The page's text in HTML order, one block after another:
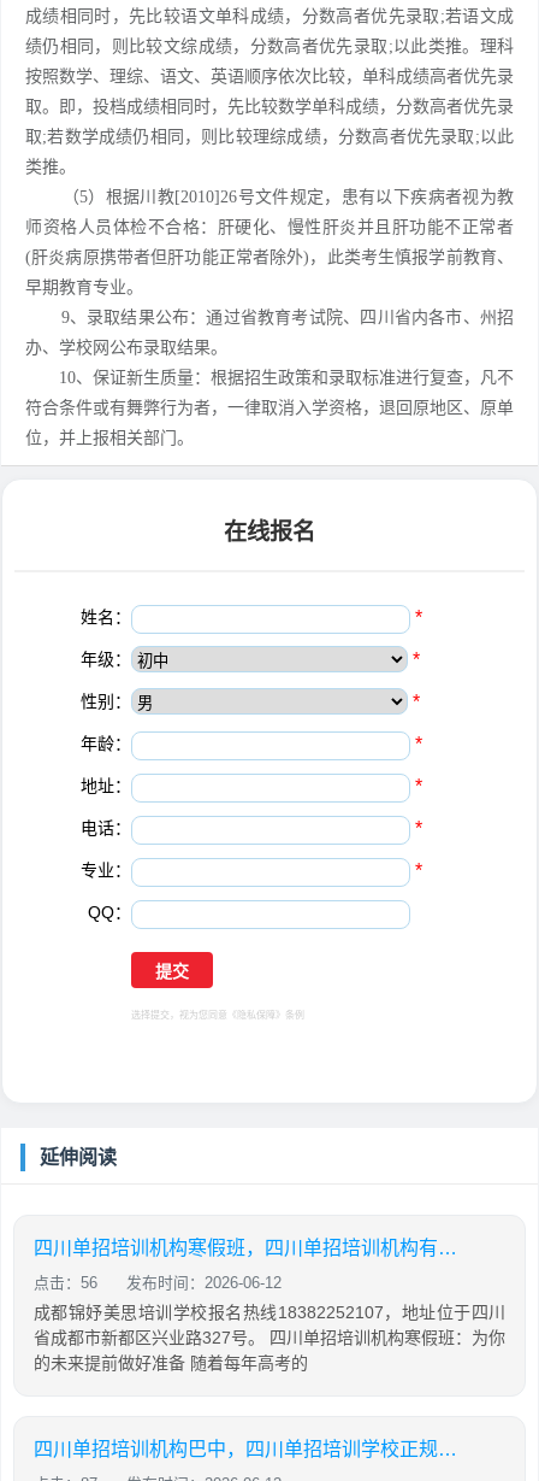
成绩相同时，先比较语文单科成绩，分数高者优先录取;若语文成
绩仍相同，则比较文综成绩，分数高者优先录取;以此类推。理科
按照数学、理综、语文、英语顺序依次比较，单科成绩高者优先录
取。即，投档成绩相同时，先比较数学单科成绩，分数高者优先录
取;若数学成绩仍相同，则比较理综成绩，分数高者优先录取;以此
类推。
（5）根据川教[2010]26号文件规定，患有以下疾病者视为教
师资格人员体检不合格：肝硬化、慢性肝炎并且肝功能不正常者
(肝炎病原携带者但肝功能正常者除外)，此类考生慎报学前教育、
早期教育专业。
9、录取结果公布：通过省教育考试院、四川省内各市、州招
办、学校网公布录取结果。
10、保证新生质量：根据招生政策和录取标准进行复查，凡不
符合条件或有舞弊行为者，一律取消入学资格，退回原地区、原单
位，并上报相关部门。
在线报名
姓名： *
年级： *
性别： *
年龄： *
地址： *
电话： *
专业： *
QQ：
选择提交，视为您同意 《隐私保障》 条例
延伸阅读
四川单招培训机构寒假班，四川单招培训机构有哪些
点击：56 发布时间：2026-06-12
成都锦妤美思培训学校报名热线18382252107，地址位于四川
省成都市新都区兴业路327号。 四川单招培训机构寒假班：为你
的未来提前做好准备 随着每年高考的
四川单招培训机构巴中，四川单招培训学校正规学校